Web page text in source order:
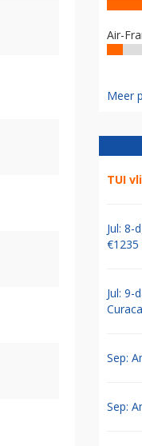
Air-
Meer
TUI
Jul: 8-
€1235
Jul: 9-
Sep:
Sep: